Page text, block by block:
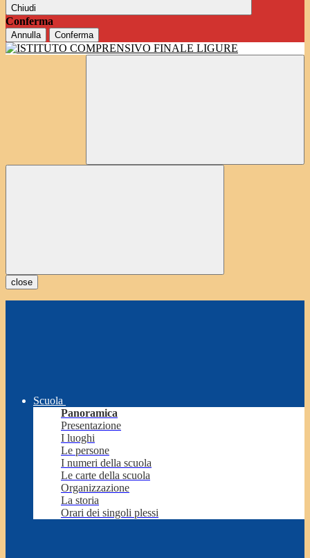
Chiudi
Conferma
Annulla Conferma
close
Scuola
Panoramica
Presentazione
I luoghi
Le persone
I numeri della scuola
Le carte della scuola
Organizzazione
La storia
Orari dei singoli plessi